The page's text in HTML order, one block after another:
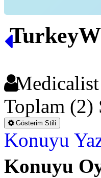
Medicalist
Toplam (2)
Gösterim Stili
Konuyu
Konuyu